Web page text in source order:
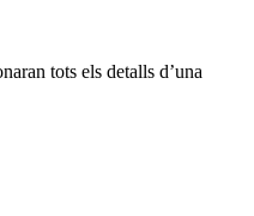
tots els detalls d’una